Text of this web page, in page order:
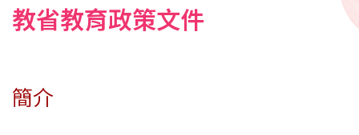
連
教省教育政策文件
簡介